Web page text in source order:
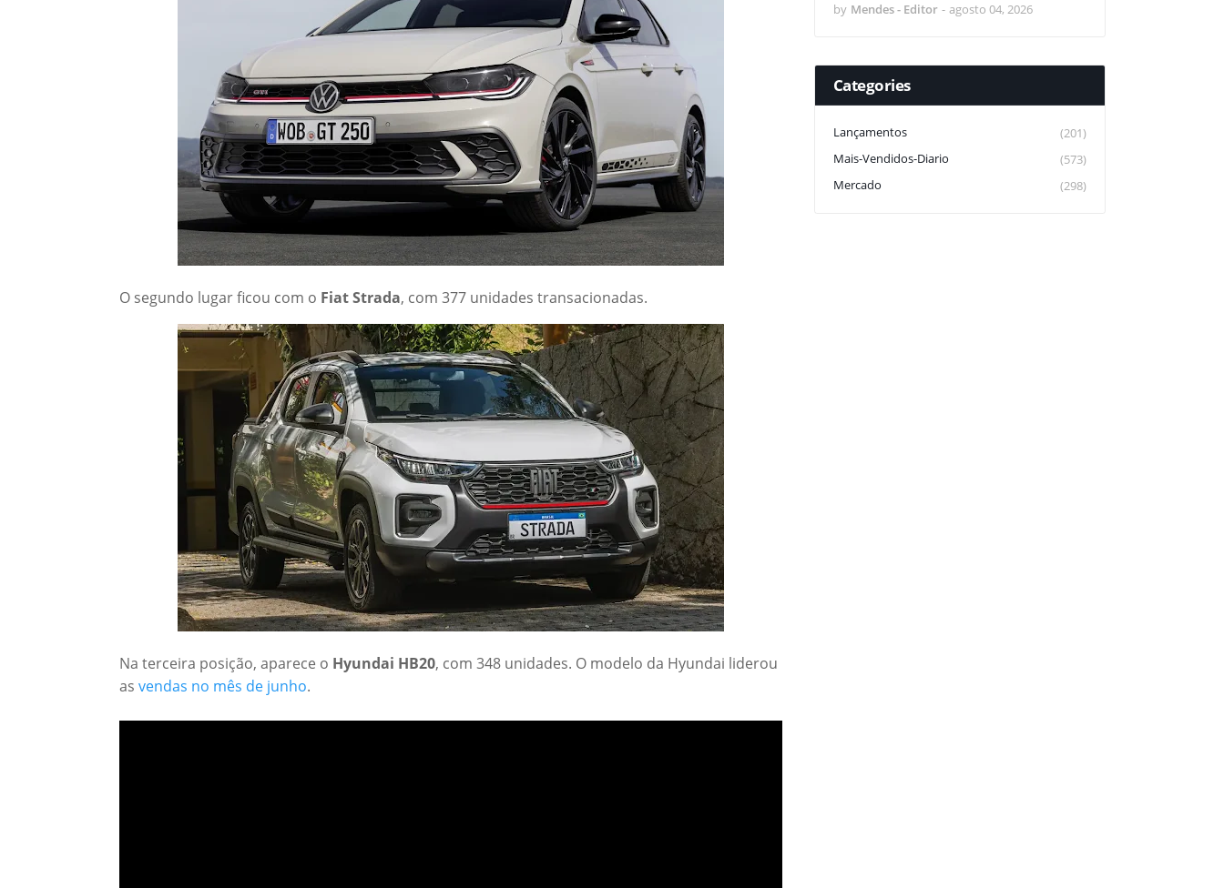
O segundo lugar ficou com o Fiat Strada, com 377 unidades transacionadas.
Na terceira posição, aparece o Hyundai HB20, com 348 unidades. O modelo da Hyundai liderou
as vendas no mês de junho.
by Mendes - Editor - agosto 04, 2026
Categories
Lançamentos
(201)
Mais-Vendidos-Diario
(573)
Mercado
(298)